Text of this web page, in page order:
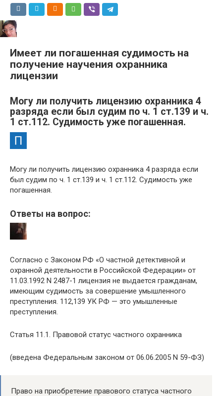
Имеет ли погашенная судимость на
получение научения охранника
лицензии
Могу ли получить лицензию охранника 4
разряда если был судим по ч. 1 ст.139 и ч.
1 ст.112. Судимость уже погашенная.
Могу ли получить лицензию охранника 4 разряда если
был судим по ч. 1 ст.139 и ч. 1 ст.112. Судимость уже
погашенная.
Ответы на вопрос:
Согласно с Законом РФ «О частной детективной и
охранной деятельности в Российской Федерации» от
11.03.1992 N 2487-1 лицензия не выдается гражданам,
имеющим судимость за совершение умышленного
преступления. 112,139 УК РФ — это умышленные
преступления.
Статья 11.1. Правовой статус частного охранника
(введена Федеральным законом от 06.06.2005 N 59-ФЗ)
Право на приобретение правового статуса частного